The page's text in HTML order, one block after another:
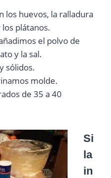
los huevos, la ralladura
plátanos.
el polvo de
y la sal.
sólidos.
molde.
de 35 a 40
Si
la
in